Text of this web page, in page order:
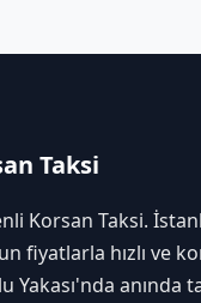
Taksi
Korsan Taksi.
fiyatlarla hızlı ve
Yakası'nda anında